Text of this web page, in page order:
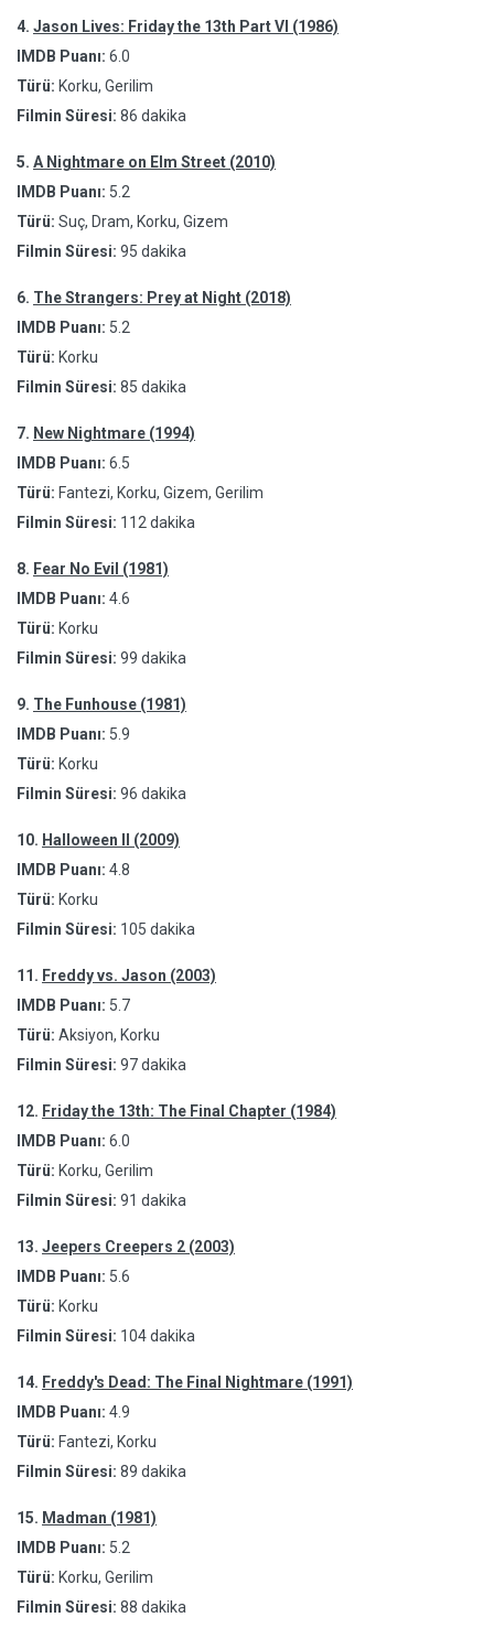
4. Jason Lives: Friday the 13th Part VI (1986)
IMDB Puanı: 6.0
Türü: Korku, Gerilim
Filmin Süresi: 86 dakika
5. A Nightmare on Elm Street (2010)
IMDB Puanı: 5.2
Türü: Suç, Dram, Korku, Gizem
Filmin Süresi: 95 dakika
6. The Strangers: Prey at Night (2018)
IMDB Puanı: 5.2
Türü: Korku
Filmin Süresi: 85 dakika
7. New Nightmare (1994)
IMDB Puanı: 6.5
Türü: Fantezi, Korku, Gizem, Gerilim
Filmin Süresi: 112 dakika
8. Fear No Evil (1981)
IMDB Puanı: 4.6
Türü: Korku
Filmin Süresi: 99 dakika
9. The Funhouse (1981)
IMDB Puanı: 5.9
Türü: Korku
Filmin Süresi: 96 dakika
10. Halloween II (2009)
IMDB Puanı: 4.8
Türü: Korku
Filmin Süresi: 105 dakika
11. Freddy vs. Jason (2003)
IMDB Puanı: 5.7
Türü: Aksiyon, Korku
Filmin Süresi: 97 dakika
12. Friday the 13th: The Final Chapter (1984)
IMDB Puanı: 6.0
Türü: Korku, Gerilim
Filmin Süresi: 91 dakika
13. Jeepers Creepers 2 (2003)
IMDB Puanı: 5.6
Türü: Korku
Filmin Süresi: 104 dakika
14. Freddy's Dead: The Final Nightmare (1991)
IMDB Puanı: 4.9
Türü: Fantezi, Korku
Filmin Süresi: 89 dakika
15. Madman (1981)
IMDB Puanı: 5.2
Türü: Korku, Gerilim
Filmin Süresi: 88 dakika